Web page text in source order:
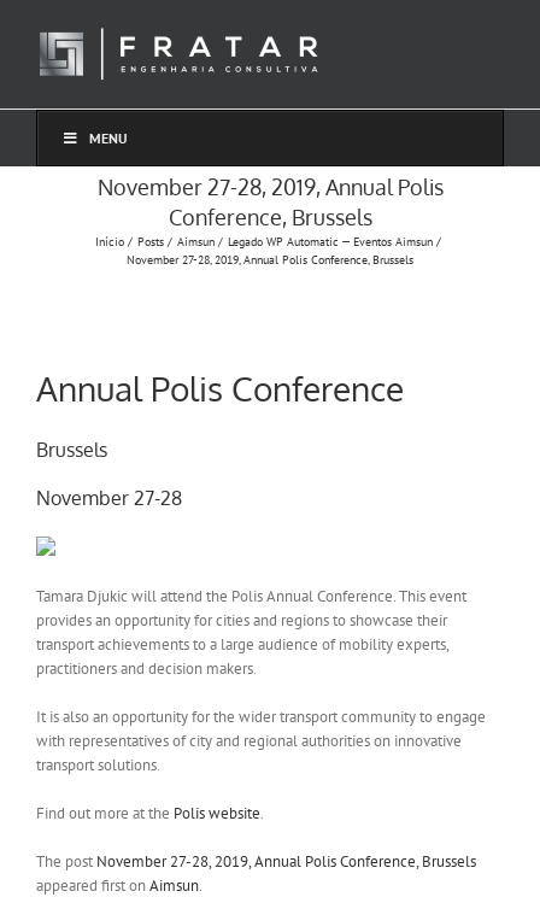
conteúdo
MENU
November 27-28, 2019, Annual Polis
Conference, Brussels
Início Posts Aimsun
Legado WP Automatic — Eventos Aimsun
November 27-28, 2019, Annual Polis Conference, Brussels
Annual Polis Conference
Brussels
November 27-28
Tamara Djukic will attend the Polis Annual Conference. This event
provides an opportunity for cities and regions to showcase their
transport achievements to a large audience of mobility experts,
practitioners and decision makers.
It is also an opportunity for the wider transport community to engage
with representatives of city and regional authorities on innovative
transport solutions.
Find out more at the Polis website.
The post November 27-28, 2019, Annual Polis Conference, Brussels
appeared first onAimsun.